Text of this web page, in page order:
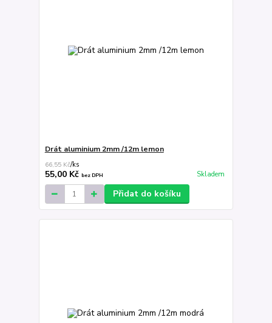
Drát aluminium 2mm /12m lemon
66,55 Kč/ks
55,00 Kč bez DPH Skladem
Přidat do košíku